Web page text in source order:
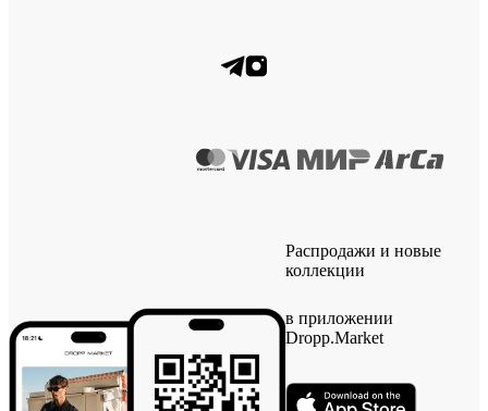
Распродажи и новые
коллекции
в приложении
Dropp.Market